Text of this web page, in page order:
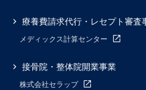
療養費請求代行・レセプト審査
メディックス計算センター
接骨院・整体院開業事業
株式会社セラップ